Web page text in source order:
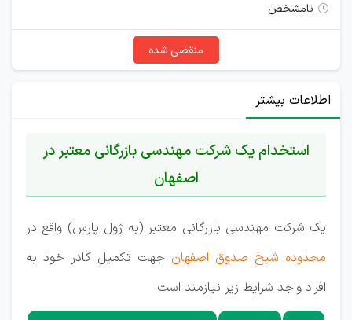
نامشخص
منقضی شده
اطلاعات بیشتر
استخدام یک شرکت مهندسی بازرگانی معتبر در
اصفهان
یک شرکت مهندسی بازرگانی معتبر (به ژول پارس) واقع در
محدوده شیخ صدوق اصفهان جهت تکمیل کادر خود به
افراد واجد شرایط زیر نیازمند است: